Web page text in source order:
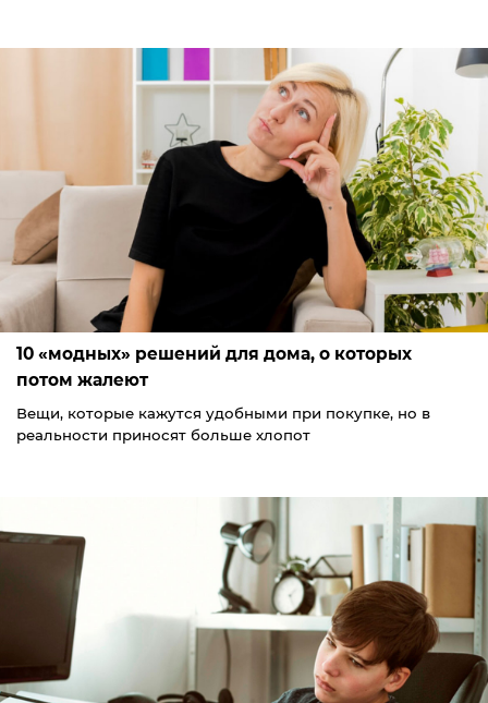
10 «модных» решений для дома, о которых
потом жалеют
Вещи, которые кажутся удобными при покупке, но в
реальности приносят больше хлопот